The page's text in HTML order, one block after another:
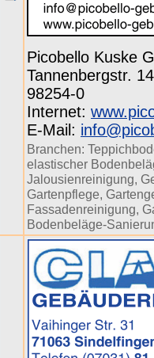
Picobello Kuske
Tannenbergstr.
98254-0
Internet:
E-Mail:
Branchen:
elastischer
Jalousienreinigung,
Gartenpflege,
Fassadenreinigung,
Bodenbeläge-